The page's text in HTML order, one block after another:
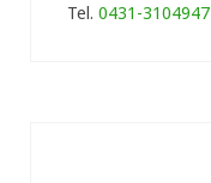
Tel. 0431-3104947